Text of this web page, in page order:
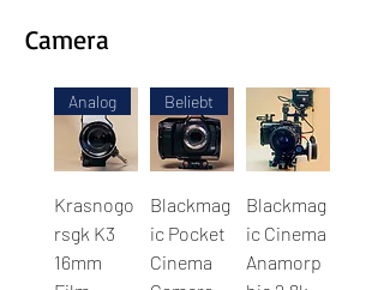
Camera
Analog
Krasnogo
rsgk K3
16mm
Beliebt
Blackmag
ic Pocket
Cinema
Blackmag
ic Cinema
Anamorp